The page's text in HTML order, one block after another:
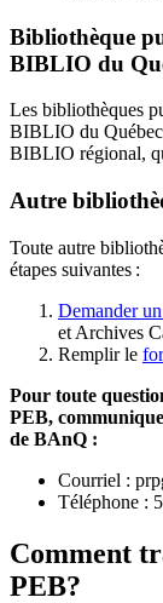
Bibliothèque
BIBLIO du
Les bibliothèques
BIBLIO du Québec
BIBLIO régional,
Autre
Toute autre
étapes suivantes :
Demander
et Archives
Remplir le f
Pour toute
PEB,
de BAnQ :
Courriel :
Téléphone :
Comment
PEB?